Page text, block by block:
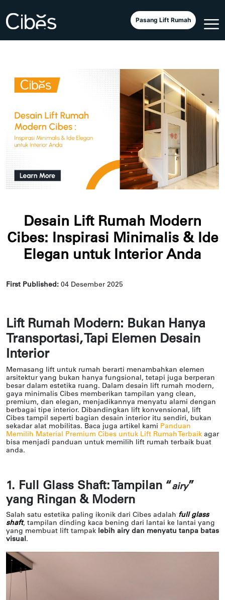
Pasang Lift Rumah
Desain Lift Rumah Modern
Cibes: Inspirasi Minimalis & Ide
Elegan untuk Interior Anda
First Published: 04 Desember 2025
Lift Rumah Modern: Bukan Hanya
Transportasi, Tapi Elemen Desain
Interior
Memasang lift untuk rumah berarti menambahkan elemen
arsitektur yang bukan hanya fungsional, tetapi juga berperan
besar dalam estetika ruang. Dalam desain lift rumah modern,
gaya minimalis Cibes memberikan tampilan yang clean,
premium, dan elegan, menjadikannya menyatu alami dengan
berbagai tipe interior. Dibandingkan lift konvensional, lift
Cibes tampil seperti bagian desain interior itu sendiri, bukan
sekadar alat mobilitas. Baca juga artikel kami Panduan
Memilih Material Premium Cibes untuk Lift Rumah Terbaik agar
bisa menjadi panduan untuk memilih lift rumah terbaik buat
anda.
1. Full Glass Shaft: Tampilan “airy”
yang Ringan & Modern
Salah satu estetika paling ikonik dari Cibes adalah full glass
shaft, tampilan dinding kaca bening dari lantai ke lantai yang
yang membuat lift tampak
lebih airy dan menyatu tanpa batas
visual .